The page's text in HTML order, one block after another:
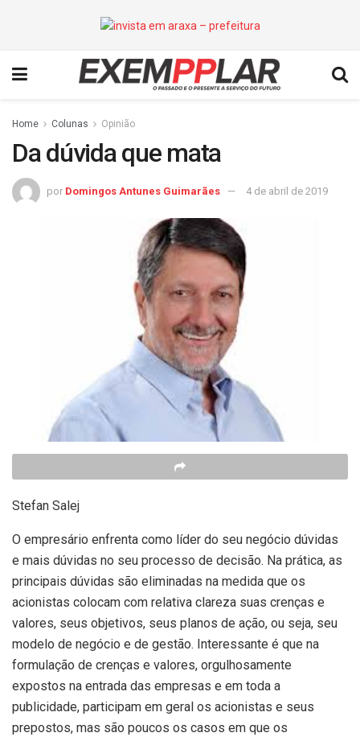
Home Colunas Opinião
Da dúvida que mata
por Domingos Antunes Guimarães 4 de abril de 2019
Stefan Salej
O empresário enfrenta como líder do seu negócio dúvidas
e mais dúvidas no seu processo de decisão. Na prática, as
principais dúvidas são eliminadas na medida que os
acionistas colocam com relativa clareza suas crenças e
valores, seus objetivos, seus planos de ação, ou seja, seu
modelo de negócio e de gestão. Interessante é que na
formulação de crenças e valores, orgulhosamente
expostos na entrada das empresas e em toda a
publicidade, participam em geral os acionistas e seus
prepostos, mas são poucos os casos em que os